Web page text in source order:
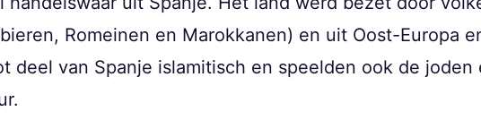
Romeinen en Marokkanen) en uit Oost-Europa
deel van Spanje islamitisch en speelden ook de